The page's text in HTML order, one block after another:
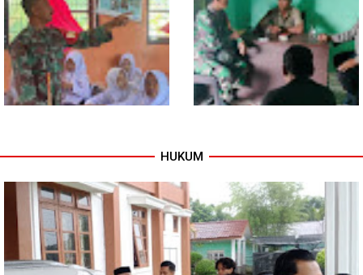
Program TNI AD Manunggal Air
Masuki Tahap Pendirian Tower
Polytank di Simpang Kiri
Sentuhan Akhir Jembatan
Garuda Dikebut, Kodim 0118
Optimistis Tepat Waktu
Babinsa Tanamkan Nilai
kepada Siswa SMP
Babinsa dan Bhabinkamtibmas
Kibarkan Merah Putih
HUKUM